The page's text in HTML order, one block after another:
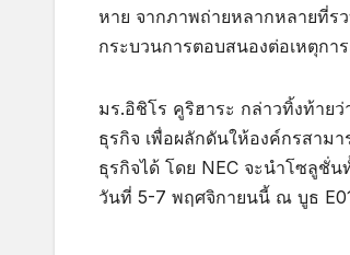
หาย จากภาพถ่ายหลากหลายที่ร
กระบวนการตอบสนองต่อเหตุกา
มร.อิชิโร คูริฮาระ กล่าวทิ้งท้าย
ธุรกิจ เพื่อผลักดันให้องค์กรสาม
ธุรกิจได้ โดย NEC จะนำโซลูชั่
วันที่ 5-7 พฤศจิกายนนี้ ณ บูธ